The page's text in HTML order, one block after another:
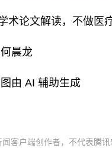
术论文解读，不做医
晨龙
由 AI 辅助生成
客户端创作者，不代表腾